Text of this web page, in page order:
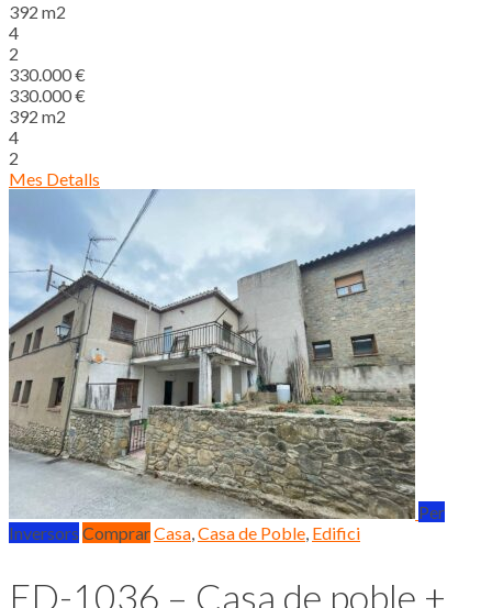
392 m2
4
2
330.000 €
330.000 €
392 m2
4
2
Mes Detalls
Per
Inversors ComprarCasa,Casa de Poble, Edifici
ED-1036 – Casa de poble +